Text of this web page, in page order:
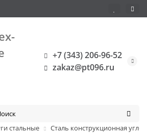
+7 (343) 206-96-52
zakaz@pt096.ru
стальные Сталь конструкционная